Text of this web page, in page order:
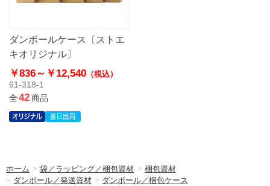
ダンボールケース〔ストエ
キオリジナル〕
￥836～ ￥12,540 （税込）
61-318-1
全42商品
ホーム >袋／ラッピング／梱包資材 > 梱包資材
> ダンボール／発送資材 > ダンボール／梱包ケース